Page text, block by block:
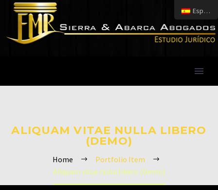
ALIQUAM VITAE NULLA LIBERO
(DEMO)
Home
Portfolio Item
Aliquam vitae nulla libero (Demo)
Español